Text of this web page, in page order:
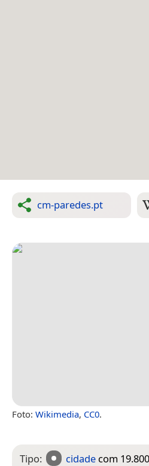
cm-paredes.pt
Foto: Wikimedia, CC0.
Tipo: cidade com